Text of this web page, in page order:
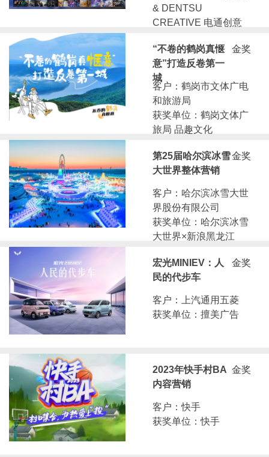
& DENTSU
CREATIVE 电通创意
金奖
“不卷的鹤岗真惬
意”打造反卷第一
城
客户：鹤岗市文体广电
和旅游局
获奖单位：鹤岗文体广
旅局 品趣文化
金奖
第25届哈尔滨冰雪
大世界整体营销
客户：哈尔滨冰雪大世
界股份有限公司
获奖单位：哈尔滨冰雪
大世界×新浪黑龙江
金奖
宏光MINIEV：人
民的代步车
客户：上汽通用五菱
获奖单位：擅美广告
金奖
2023年快手村BA
内容营销
客户：快手
获奖单位：快手